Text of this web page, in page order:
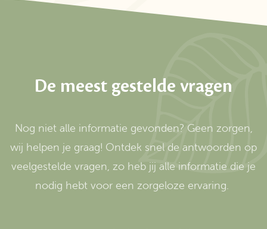
De meest gestelde vragen
Nog niet alle informatie gevonden? Geen zorgen,
wij helpen je graag! Ontdek snel de antwoorden op
veelgestelde vragen, zo heb jij alle informatie die je
nodig hebt voor een zorgeloze ervaring.